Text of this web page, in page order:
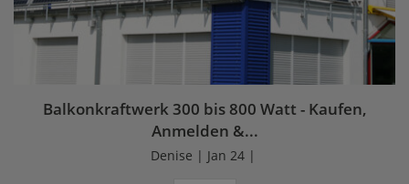
Balkonkraftwerk 300 bis 800 Watt - Kaufen,
Anmelden &...
Denise | Jan 24 |